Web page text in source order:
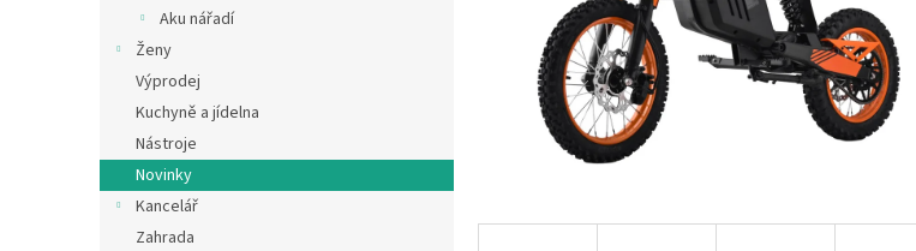
Aku nářadí
Ženy
Výprodej
Kuchyně a jídelna
Nástroje
Novinky
Kancelář
Zahrada